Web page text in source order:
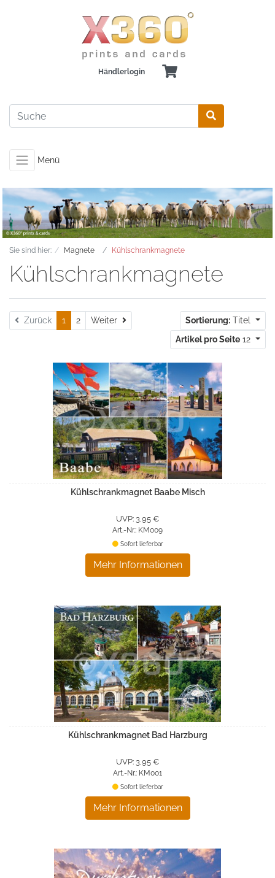
Händlerlogin
Menü
Sie sind hier: Magnete Kühlschrankmagnete
Kühlschrankmagnete
Zurück 1 2 Weiter Weiter Sortierung: Titel
Artikel pro Seite 12
Kühlschrankmagnet Baabe Misch
UVP: 3,95 €
Art.-Nr.: KM009
Mehr Informationen
Sofort lieferbar
Kühlschrankmagnet Bad Harzburg
UVP: 3,95 €
Art.-Nr.: KM001
Mehr Informationen
Sofort lieferbar